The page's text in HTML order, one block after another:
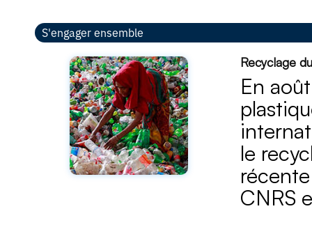
S'engager ensemble
Recyclage
En
le
CNRS